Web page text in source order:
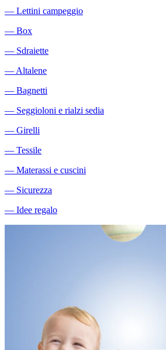
― Lettini campeggio
― Box
― Sdraiette
―Altalene
― Bagnetti
― Seggioloni e rialzi sedia
― Girelli
― Tessile
― Materassi e cuscini
― Sicurezza
― Idee regalo